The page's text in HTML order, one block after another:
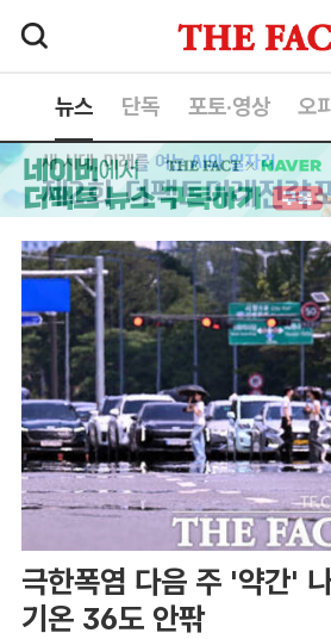
뉴스 단독 포토·영상 오
극한폭염 다음 주 '약간'
기온 36도 안팎